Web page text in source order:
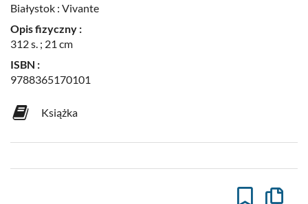
Białystok : Vivante
Opis fizyczny :
312 s. ; 21 cm
ISBN :
9788365170101
Książka